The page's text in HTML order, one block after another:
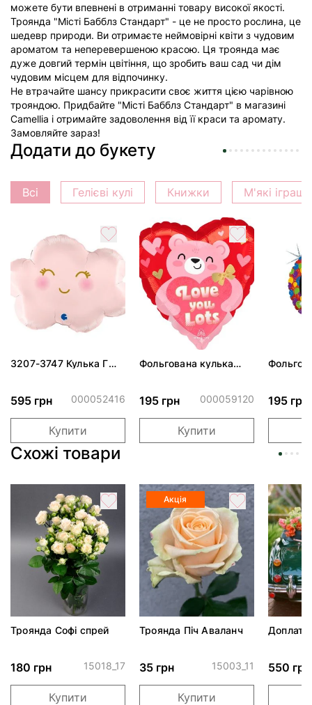
можете бути впевнені в отриманні товару високої якості.
Троянда "Місті Бабблз Стандарт" - це не просто рослина, це
шедевр природи. Ви отримаєте неймовірні квіти з чудовим
ароматом та неперевершеною красою. Ця троянда має
дуже довгий термін цвітіння, що зробить ваш сад чи дім
чудовим місцем для відпочинку.
Не втрачайте шансу прикрасити своє життя цією чарівною
трояндою. Придбайте "Місті Бабблз Стандарт" в магазині
Camellia і отримайте задоволення від її краси та аромату.
Замовляйте зараз!
Додати до букету
Всі Гелієві кулі Книжки М'які
3207-3747 Кулька Г
595 грн 000052416
Купити
Фольгована кулька
195 грн 000059120
Купити
195 грн
Схожі товари
Троянда Софі спрей
180 грн 15018_17
Купити
Акція
Троянда Піч Аваланч
35 грн 15003_11
Купити
Доплата
550 грн